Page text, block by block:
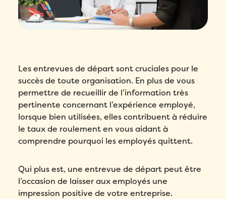
Les entrevues de départ sont cruciales pour le
succès de toute organisation. En plus de vous
permettre de recueillir de l’information très
pertinente concernant l’expérience employé,
lorsque bien utilisées, elles contribuent à réduire
le taux de roulement en vous aidant à
comprendre pourquoi les employés quittent.
Qui plus est, une entrevue de départ peut être
l’occasion de laisser aux employés une
impression positive de votre entreprise.